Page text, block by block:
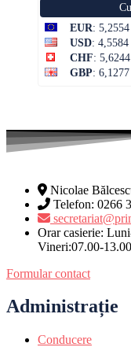
EUR:
USD:
CHF:
GBP:
Nicolae
Telefon: 0266
Orar casierie:
Vineri:07.00-13.00
Formular contact
Administrație
Conducere